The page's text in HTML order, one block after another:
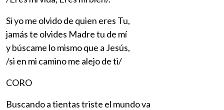
Si yo me olvido de quien eres Tu,
jamás te olvides Madre tu de mí
y búscame lo mismo que a Jesús,
/si en mi camino me alejo de ti/
CORO
Buscando a tientas triste el mundo va